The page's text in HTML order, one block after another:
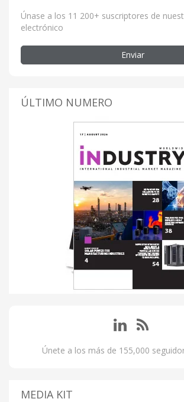
Únase a los 11 200+ suscriptores de
electrónico
Enviar
ÚLTIMO NUMERO
Únete a los más de 155,000
MEDIA KIT